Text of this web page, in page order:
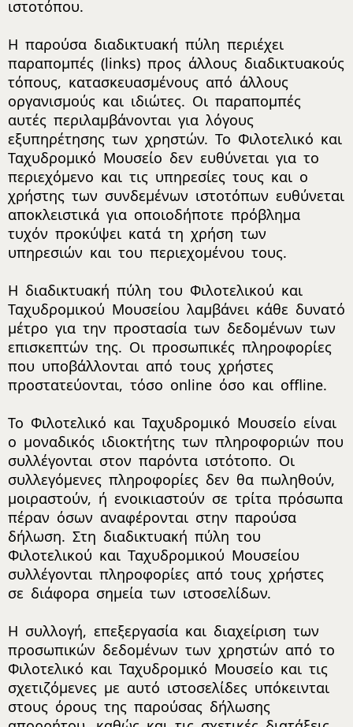
ιστοτόπου.
Η παρούσα διαδικτυακή πύλη περιέχει
παραπομπές (links) προς άλλους διαδικτυακούς
τόπους, κατασκευασμένους από άλλους
οργανισμούς και ιδιώτες. Οι παραπομπές
αυτές περιλαμβάνονται για λόγους
εξυπηρέτησης των χρηστών. Το Φιλοτελικό και
Ταχυδρομικό Μουσείο δεν ευθύνεται για το
περιεχόμενο και τις υπηρεσίες τους και ο
χρήστης των συνδεμένων ιστοτόπων ευθύνεται
αποκλειστικά για οποιοδήποτε πρόβλημα
τυχόν προκύψει κατά τη χρήση των
υπηρεσιών και του περιεχομένου τους.
Η διαδικτυακή πύλη του Φιλοτελικού και
Ταχυδρομικού Μουσείου λαμβάνει κάθε δυνατό
μέτρο για την προστασία των δεδομένων των
επισκεπτών της. Οι προσωπικές πληροφορίες
που υποβάλλονται από τους χρήστες
προστατεύονται, τόσο online όσο και offline.
Το Φιλοτελικό και Ταχυδρομικό Μουσείο είναι
ο μοναδικός ιδιοκτήτης των πληροφοριών που
συλλέγονται στον παρόντα ιστότοπο. Οι
συλλεγόμενες πληροφορίες δεν θα πωληθούν,
μοιραστούν, ή ενοικιαστούν σε τρίτα πρόσωπα
πέραν όσων αναφέρονται στην παρούσα
δήλωση. Στη διαδικτυακή πύλη του
Φιλοτελικού και Ταχυδρομικού Μουσείου
συλλέγονται πληροφορίες από τους χρήστες
σε διάφορα σημεία των ιστοσελίδων.
Η συλλογή, επεξεργασία και διαχείριση των
προσωπικών δεδομένων των χρηστών από το
Φιλοτελικό και Ταχυδρομικό Μουσείο και τις
σχετιζόμενες με αυτό ιστοσελίδες υπόκεινται
στους όρους της παρούσας δήλωσης